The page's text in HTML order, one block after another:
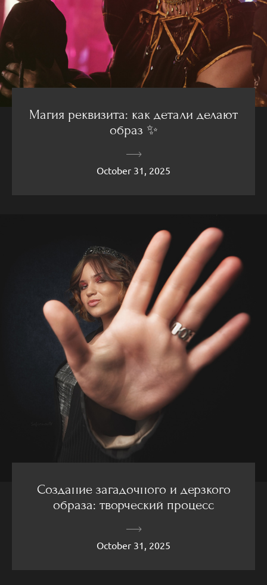
Магия реквизита: как детали делают
образ ✨
October 31, 2025
Создание загадочного и дерзкого
образа: творческий процесс
October 31, 2025